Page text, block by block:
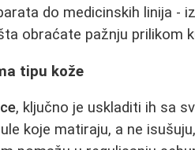
do medicinskih linija -
obraćate pažnju prilikom
tipu kože
, ključno je uskladiti ih sa
koje matiraju, a ne